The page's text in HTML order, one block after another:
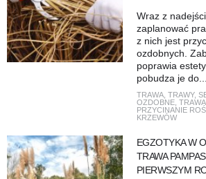
Wraz z
zaplanować
z nich jest
ozdobnych.
poprawia
pobudza je do...
TRAWA, TRAWY,
OZDOBNE,
PRZYCINANIE
KRZEWÓW
EGZOTYKA W
TRAWA
PIERWSZYM